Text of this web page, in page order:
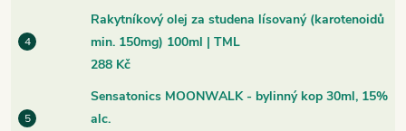
Rakytníkový olej za studena lísovaný (karotenoidů
min. 150mg) 100ml | TML
288 Kč
Sensatonics MOONWALK - bylinný kop 30ml, 15%
alc.